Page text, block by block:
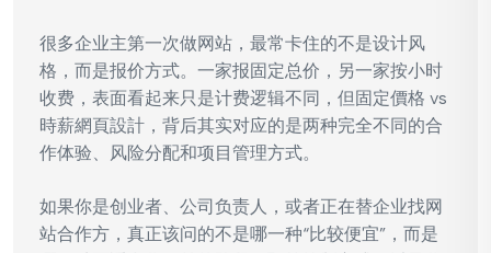
很多企业主第一次做网站，最常卡住的不是设计风
格，而是报价方式。一家报固定总价，另一家按小时
收费，表面看起来只是计费逻辑不同，但固定價格 vs
時薪網頁設計，背后其实对应的是两种完全不同的合
作体验、风险分配和项目管理方式。
如果你是创业者、公司负责人，或者正在替企业找网
站合作方，真正该问的不是哪一种“比较便宜”，而是